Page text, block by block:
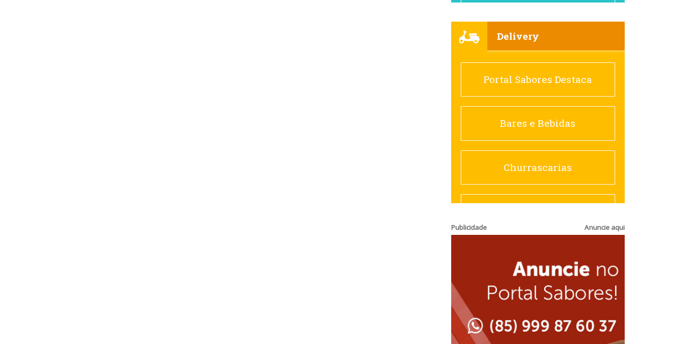
Cafés
Churrascarias
Comida saudável
Contemporânea
Espanhola
Francesa
Delivery
Portal Sabores Destaca
Bares e Bebidas
Churrascarias
Sanduicherias
Publicidade Anuncie aqui